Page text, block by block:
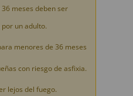
meses deben ser
un adulto.
menores de 36 meses
con riesgo de asfixia.
lejos del fuego.